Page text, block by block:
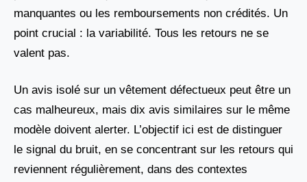
manquantes ou les remboursements non crédités. Un
point crucial : la variabilité. Tous les retours ne se
valent pas.
Un avis isolé sur un vêtement défectueux peut être un
cas malheureux, mais dix avis similaires sur le même
modèle doivent alerter. L’objectif ici est de distinguer
le signal du bruit, en se concentrant sur les retours qui
reviennent régulièrement, dans des contextes